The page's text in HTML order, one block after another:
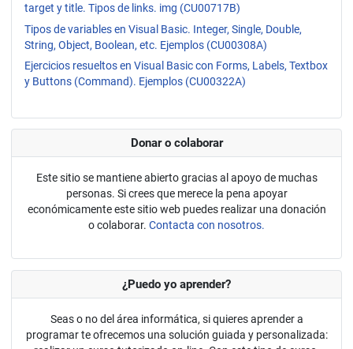
target y title. Tipos de links. img (CU00717B)
Tipos de variables en Visual Basic. Integer, Single, Double,
String, Object, Boolean, etc. Ejemplos (CU00308A)
Ejercicios resueltos en Visual Basic con Forms, Labels, Textbox
y Buttons (Command). Ejemplos (CU00322A)
Donar o colaborar
Este sitio se mantiene abierto gracias al apoyo de muchas
personas. Si crees que merece la pena apoyar
económicamente este sitio web puedes realizar una donación
o colaborar. Contacta con nosotros.
¿Puedo yo aprender?
Seas o no del área informática, si quieres aprender a
programar te ofrecemos una solución guiada y personalizada: